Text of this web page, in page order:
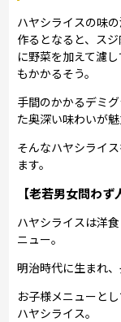
ハヤシライスの味
作るとなると、ス
に野菜を加えて濾
もかかるそう。
手間のかかるデミ
た奥深い味わいが魅
そんなハヤシライ
ます。
【老若男女問わず
ハヤシライスは洋
ニュー。
明治時代に生まれ
お子様メニューと
ハヤシライス。